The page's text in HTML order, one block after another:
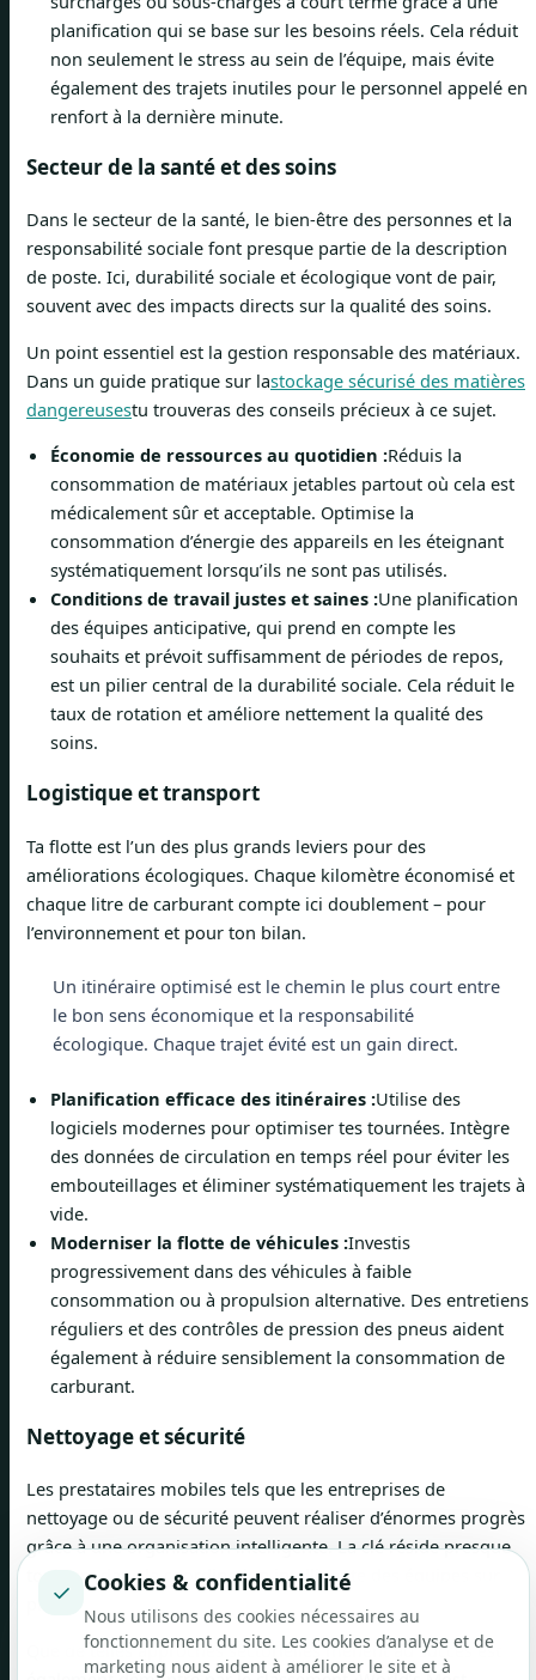
planification qui se base sur les besoins réels. Cela réduit
non seulement le stress au sein de l’équipe, mais évite
également des trajets inutiles pour le personnel appelé en
renfort à la dernière minute.
Secteur de la santé et des soins
Dans le secteur de la santé, le bien-être des personnes et la
responsabilité sociale font presque partie de la description
de poste. Ici, durabilité sociale et écologique vont de pair,
souvent avec des impacts directs sur la qualité des soins.
Un point essentiel est la gestion responsable des matériaux.
Dans un guide pratique sur lastockage sécurisé des matières
dangereusestu trouveras des conseils précieux à ce sujet.
Économie de ressources au quotidien :Réduis la
consommation de matériaux jetables partout où cela est
médicalement sûr et acceptable. Optimise la
consommation d’énergie des appareils en les éteignant
systématiquement lorsqu’ils ne sont pas utilisés.
Conditions de travail justes et saines :Une planification
des équipes anticipative, qui prend en compte les
souhaits et prévoit suffisamment de périodes de repos,
est un pilier central de la durabilité sociale. Cela réduit le
taux de rotation et améliore nettement la qualité des
soins.
Logistique et transport
Ta flotte est l’un des plus grands leviers pour des
améliorations écologiques. Chaque kilomètre économisé et
chaque litre de carburant compte ici doublement – pour
l’environnement et pour ton bilan.
Un itinéraire optimisé est le chemin le plus court entre
le bon sens économique et la responsabilité
écologique. Chaque trajet évité est un gain direct.
Planification efficace des itinéraires :Utilise des
logiciels modernes pour optimiser tes tournées. Intègre
des données de circulation en temps réel pour éviter les
embouteillages et éliminer systématiquement les trajets à
vide.
Moderniser la flotte de véhicules :Investis
progressivement dans des véhicules à faible
consommation ou à propulsion alternative. Des entretiens
réguliers et des contrôles de pression des pneus aident
également à réduire sensiblement la consommation de
carburant.
Nettoyage et sécurité
Les prestataires mobiles tels que les entreprises de
nettoyage ou de sécurité peuvent réaliser d’énormes progrès
grâce à une organisation intelligente. La clé réside presque
toujours dans la coordination intelligente des équipes sur
place.
Que de telles approches sectorielles mènent au succès est
✓ Cookies & confidentialité
Nous utilisons des cookies nécessaires au
fonctionnement du site. Les cookies d’analyse et de
marketing nous aident à améliorer le site et à